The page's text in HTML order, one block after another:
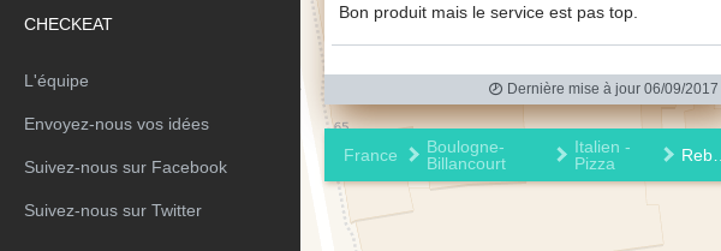
CHECKEAT
L'équipe
Envoyez-nous vos idées
Suivez-nous sur Facebook
Suivez-nous sur Twitter
Bon produit mais le service est pas top.
Dernière mise à jour 06/09/2017
France
Boulogne-
Billancourt
Italien -
Pizza
Rebellato